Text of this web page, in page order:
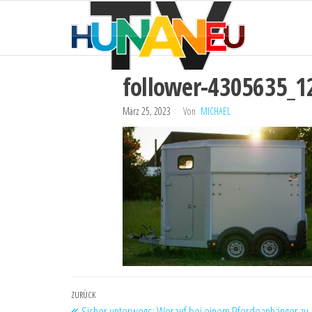
follower-
März 25, 2023 Von MICHAEL
Beitragsnavigation
Vorheriger
ZURÜCK